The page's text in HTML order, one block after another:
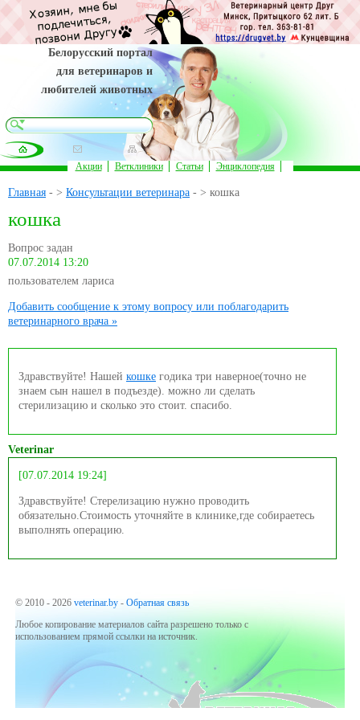
Белорусский портал
для ветеринаров и
любителей животных
Главная - > Консультации ветеринара - > кошка
кошка
Вопрос задан
07.07.2014 13:20
пользователем лариса
Добавить сообщение к этому вопросу или поблагодарить
ветеринарного врача »
Здравствуйте! Нашей кошке годика три наверное(точно не
знаем сын нашел в подъезде). можно ли сделать
стерилизацию и сколько это стоит. спасибо.
Veterinar
[07.07.2014 19:24]
Здравствуйте! Стерелизацию нужно проводить
обязательно.Стоимость уточняйте в клинике,где собираетесь
выполнять операцию.
Акции Ветклиники Статьи Энциклопедия
© 2010 - 2026 veterinar.by - Обратная связь
Любое копирование материалов сайта разрешено только с
использованием прямой ссылки на источник.